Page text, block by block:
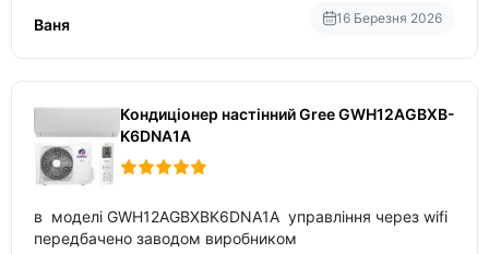
температури
Ваня 16 Березня 2026
Кондиціонер настінний Gree GWH12AGBXB-
K6DNA1A
в моделі GWH12AGBXBK6DNA1A управління через wifi
передбачено заводом виробником